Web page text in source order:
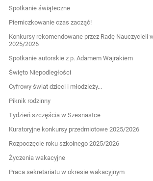
Spotkanie świąteczne
Pierniczkowanie czas zacząć!
Konkursy rekomendowane przez Radę Nauczycieli
2025/2026
Spotkanie autorskie z p. Adamem Wajrakiem
Święto Niepodległości
Cyfrowy świat dzieci i młodzieży...
Piknik rodzinny
Tydzień szczęścia w Szesnastce
Kuratoryjne konkursy przedmiotowe 2025/2026
Rozpoczęcie roku szkolnego 2025/2026
Życzenia wakacyjne
Praca sekretariatu w okresie wakacyjnym